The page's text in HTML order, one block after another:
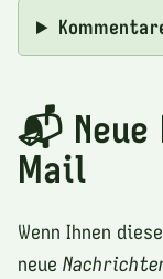
📬
Mail
Wenn Ihnen
neue